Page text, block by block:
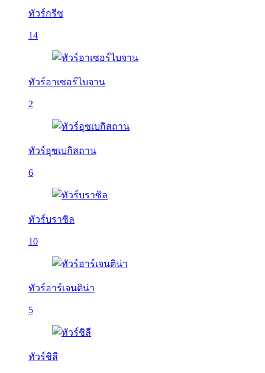
ทัวร์กรีซ
14
ทัวร์อาเซอร์ไบจาน
2
ทัวร์อุซเบกิสถาน
6
ทัวร์บราซิล
10
ทัวร์อาร์เจนติน่า
5
ทัวร์ชิลี